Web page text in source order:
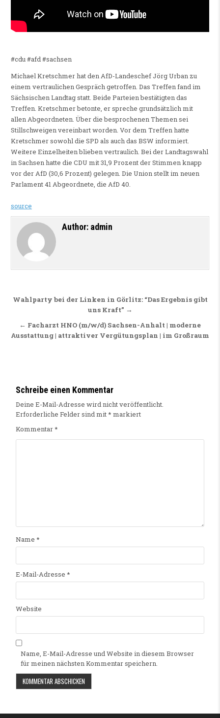
#cdu #afd #sachsen
Michael Kretschmer hat den AfD-Landeschef Jörg Urban zu
einem vertraulichen Gespräch getroffen. Das Treffen fand im
Sächsischen Landtag statt. Beide Parteien bestätigten das
Treffen. Kretschmer betonte, er spreche grundsätzlich mit
allen Abgeordneten. Über die besprochenen Themen sei
Stillschweigen vereinbart worden. Vor dem Treffen hatte
Kretschmer sowohl die SPD als auch das BSW informiert.
Weitere Einzelheiten blieben vertraulich. Bei der Landtagswahl
in Sachsen hatte die CDU mit 31,9 Prozent der Stimmen knapp
vor der AfD (30,6 Prozent) gelegen. Die Union stellt im neuen
Parlament 41 Abgeordnete, die AfD 40.
source
Author: admin
Beitragsnavigation
Wahlparty bei der Linken in Görlitz: “Das Ergebnis gibt
uns Kraft” →
← Facharzt HNO (m/w/d) Sachsen-Anhalt | moderne
Ausstattung | attraktiver Vergütungsplan | im Großraum
Schreibe einen Kommentar
Deine E-Mail-Adresse wird nicht veröffentlicht.
Erforderliche Felder sind mit* markiert
Kommentar*
Name *
E-Mail-Adresse *
Website
Name, E-Mail-Adresse und Website in diesem Browser
für meinen nächsten Kommentar speichern.